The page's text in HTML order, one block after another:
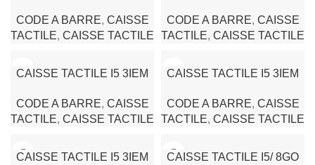
WIFI+LAN+AFFICHEUR
CY-100SB NEWPOS
CODE A BARRE, CAISSE
TACTILE, CAISSE TACTILE
AK156DG L1600 LENVII
CODE A BARRE, CAISSE
TACTILE, CAISSE TACTILE
CAISSE TACTILE I5 3IEM
PN156S HFPOS
CODE A BARRE, CAISSE
TACTILE, CAISSE TACTILE
CAISSE TACTILE I5 3IEM
WIFI+LAN+AFFICHEUR SB
N700 HFPOS
CODE A BARRE, CAISSE
TACTILE, CAISSE TACTILE
CAISSE TACTILE I5 3IEM
CAISSE TACTILE I5/ 8GO